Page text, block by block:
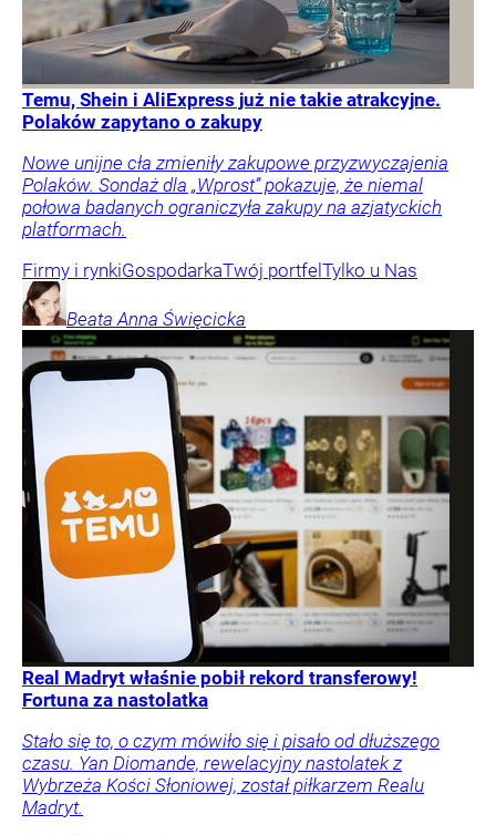
Temu, Shein i AliExpress już nie takie atrakcyjne.
Polaków zapytano o zakupy
Nowe unijne cła zmieniły zakupowe przyzwyczajenia
Polaków. Sondaż dla „Wprost” pokazuje, że niemal
połowa badanych ograniczyła zakupy na azjatyckich
platformach.
Firmy i rynkiGospodarkaTwój portfelTylko u Nas
Beata Anna Święcicka
Real Madryt właśnie pobił rekord transferowy!
Fortuna za nastolatka
Stało się to, o czym mówiło się i pisało od dłuższego
czasu. Yan Diomande, rewelacyjny nastolatek z
Wybrzeża Kości Słoniowej, został piłkarzem Realu
Madryt.